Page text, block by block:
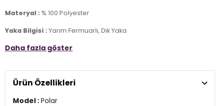
Materyal : % 100 Polyester
Yaka Bilgisi : Yarım Fermuarlı, Dik Yaka
Kapama Bilgisi :Yarım Fermuar
Kalıp Bilgisi :Slim Fit
Üretim Yeri : Türkiye
Daha fazla göster
Ürün Özellikleri
Model :Polar